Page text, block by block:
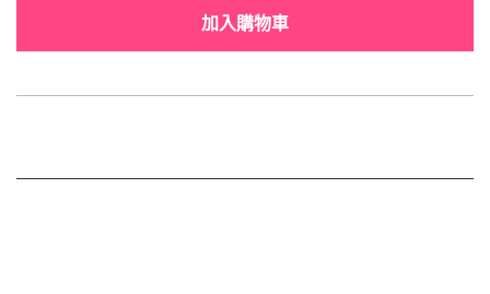
加入購物車